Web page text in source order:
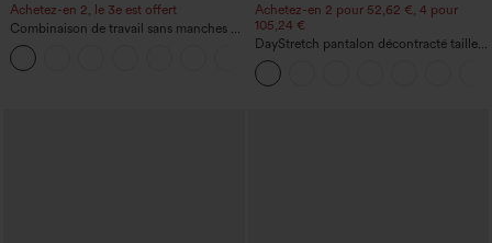
Achetez-en 2, le 3e est offert
Combinaison de travail sans manches à
encolure bateau, côtés noués, toucher
frais, rayée, avec poches — Édition Easy
Peezy
Achetez-en 2 pour 52,62 €, 4 pour
105,24 €
DayStretch pantalon décontracté taille
haute à jambe en forme de tonneau
avec poches